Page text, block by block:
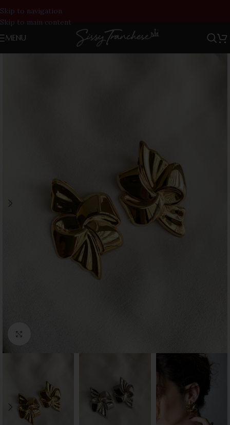
Skip to navigation
Skip to main content
MENU